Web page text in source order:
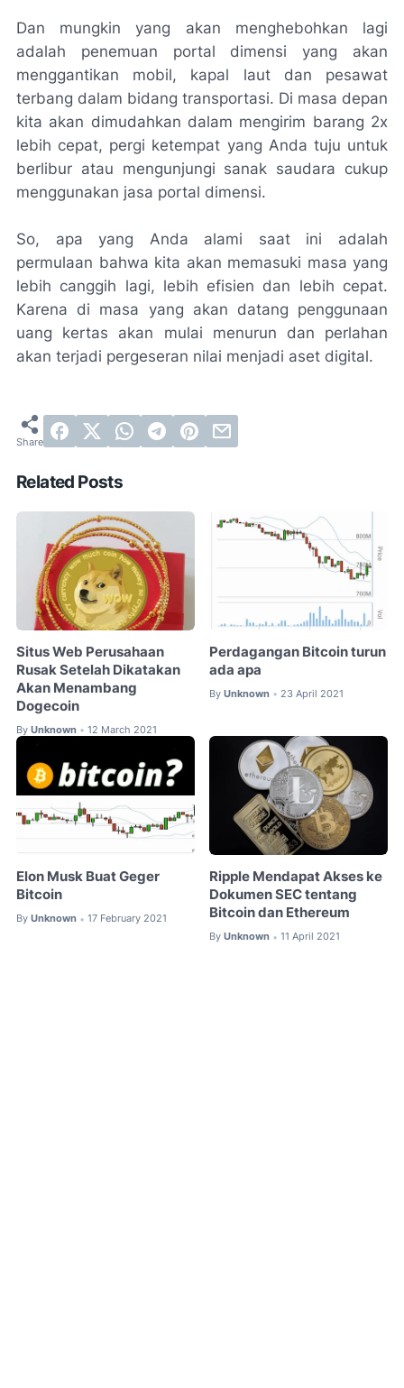
Dan mungkin yang akan menghebohkan lagi
adalah penemuan portal dimensi yang akan
menggantikan mobil, kapal laut dan pesawat
terbang dalam bidang transportasi. Di masa depan
kita akan dimudahkan dalam mengirim barang 2x
lebih cepat, pergi ketempat yang Anda tuju untuk
berlibur atau mengunjungi sanak saudara cukup
menggunakan jasa portal dimensi.
So, apa yang Anda alami saat ini adalah
permulaan bahwa kita akan memasuki masa yang
lebih canggih lagi, lebih efisien dan lebih cepat.
Karena di masa yang akan datang penggunaan
uang kertas akan mulai menurun dan perlahan
akan terjadi pergeseran nilai menjadi aset digital.
Related Posts
Situs Web Perusahaan
Rusak Setelah Dikatakan
Akan Menambang
Dogecoin
By Unknown • 12 March 2021
Perdagangan Bitcoin turun
ada apa
By Unknown • 23 April 2021
Elon Musk Buat Geger
Bitcoin
By Unknown • 17 February 2021
Ripple Mendapat Akses ke
Dokumen SEC tentang
Bitcoin dan Ethereum
By Unknown • 11 April 2021